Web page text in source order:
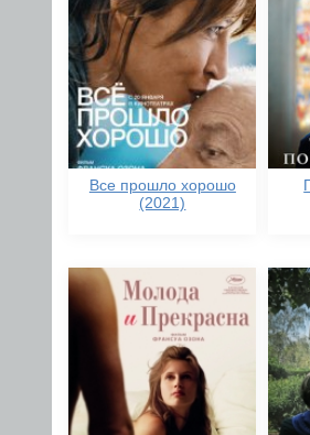
Все прошло хорошо
(2021)